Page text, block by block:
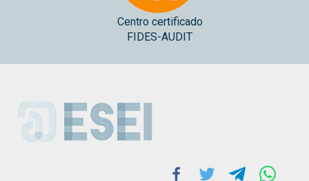
Centro certificado
FIDES-AUDIT
ESEI
Facebook
Twitter Telegram